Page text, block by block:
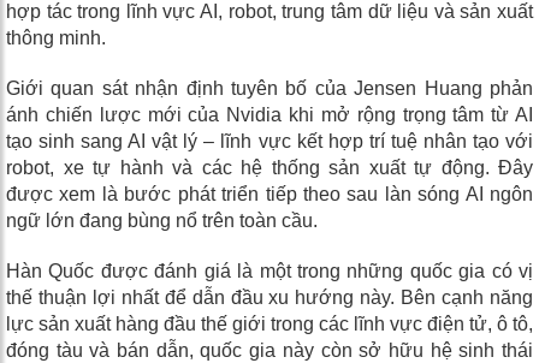
hợp tác trong lĩnh vực AI, robot, trung tâm dữ liệu và sản xuất
thông minh.
Giới quan sát nhận định tuyên bố của Jensen Huang phản
ánh chiến lược mới của Nvidia khi mở rộng trọng tâm từ AI
tạo sinh sang AI vật lý – lĩnh vực kết hợp trí tuệ nhân tạo với
robot, xe tự hành và các hệ thống sản xuất tự động. Đây
được xem là bước phát triển tiếp theo sau làn sóng AI ngôn
ngữ lớn đang bùng nổ trên toàn cầu.
Hàn Quốc được đánh giá là một trong những quốc gia có vị
thế thuận lợi nhất để dẫn đầu xu hướng này. Bên cạnh năng
lực sản xuất hàng đầu thế giới trong các lĩnh vực điện tử, ô tô,
đóng tàu và bán dẫn, quốc gia này còn sở hữu hệ sinh thái